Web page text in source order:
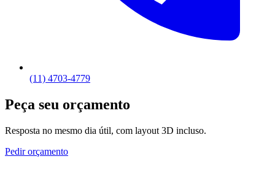
(11) 4703-4779
Peça seu orçamento
Resposta no mesmo dia útil, com layout 3D incluso.
Pedir orçamento